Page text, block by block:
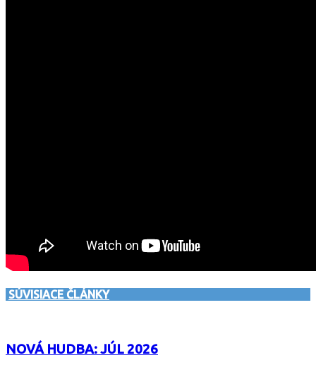
SÚVISIACE ČLÁNKY
NOVÁ HUDBA: JÚL 2026